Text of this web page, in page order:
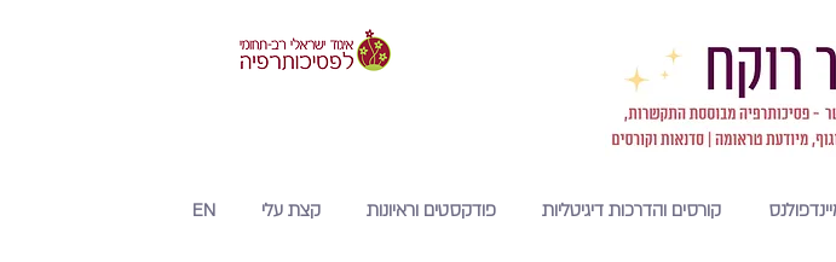
קורסים והדרכות דיגיטליות פודקסטים וראיונות קצת עלי EN